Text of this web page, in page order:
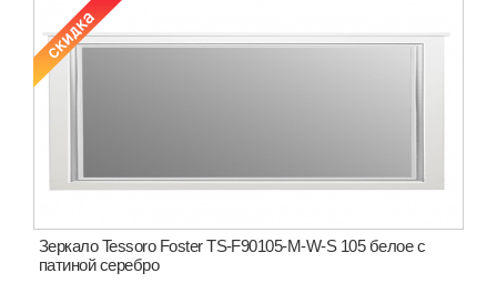
Зеркало Tessoro Foster TS-F90105-M-W-S 105 белое с
патиной серебро